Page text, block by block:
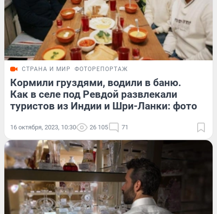
СТРАНА И МИР ФОТОРЕПОРТАЖ
Кормили груздями, водили в баню.
Как в селе под Ревдой развлекали
туристов из Индии и Шри-Ланки: фото
16 октября, 2023, 10:30 26 105 71